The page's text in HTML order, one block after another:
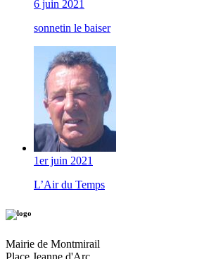
6 juin 2021
sonnetin le baiser
1er juin 2021
L’Air du Temps
Mairie de Montmirail